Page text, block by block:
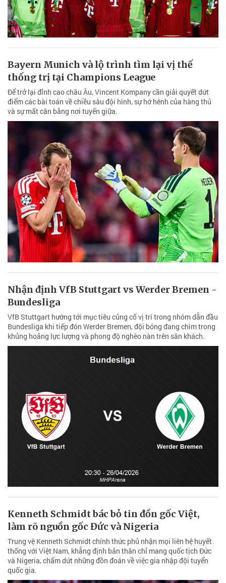
Bayern Munich và lộ trình tìm lại vị thế
thống trị tại Champions League
Để trở lại đỉnh cao châu Âu, Vincent Kompany cần giải quyết dứt
điểm các bài toán về chiều sâu đội hình, sự hớ hênh của hàng thủ
và sự mất cân bằng nơi tuyến giữa.
Nhận định VfB Stuttgart vs Werder Bremen -
Bundesliga
VfB Stuttgart hướng tới mục tiêu củng cố vị trí trong nhóm dẫn đầu
Bundesliga khi tiếp đón Werder Bremen, đội bóng đang chìm trong
khủng hoảng lực lượng và phong độ nghèo nàn trên sân khách.
Kenneth Schmidt bác bỏ tin đồn gốc Việt,
làm rõ nguồn gốc Đức và Nigeria
Trung vệ Kenneth Schmidt chính thức phủ nhận mọi liên hệ huyết
thống với Việt Nam, khẳng định bản thân chỉ mang quốc tịch Đức
và Nigeria, chấm dứt những đồn đoán về việc gia nhập đội tuyển
quốc gia.